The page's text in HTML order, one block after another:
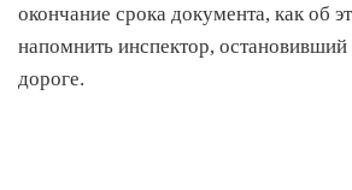
окончание срока документа, как об
напомнить инспектор, остановивший
дороге.